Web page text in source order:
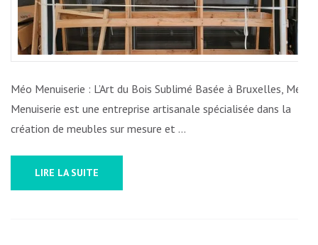
VOTRE
INTÉRIEUR
AVEC
CRÉATIONS
UNIQUES
Méo Menuiserie : L’Art du Bois Sublimé Basée à Bruxelles, Méo
Menuiserie est une entreprise artisanale spécialisée dans la
création de meubles sur mesure et …
LIRE LA SUITE